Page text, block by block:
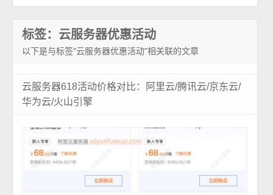
标签：云服务器优惠活动
以下是与标签“云服务器优惠活动”相关联的文章
云服务器618活动价格对比：阿里云/腾讯云/京东云/
华为云/火山引擎